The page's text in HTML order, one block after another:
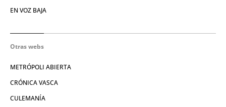
EN VOZ BAJA
Otras webs
METRÓPOLI ABIERTA
CRÓNICA VASCA
CULEMANÍA